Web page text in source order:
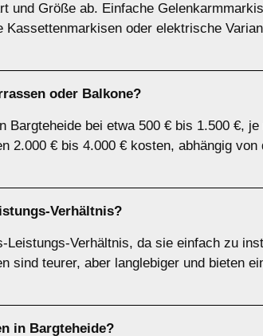
und Größe ab. Einfache
oder elektrische
oder Balkone?
Bargteheide bei etwa 500 € bis 1.500 €,
2.000 € bis 4.000 € kosten, abhängig
Verhältnis?
Verhältnis, da sie einfach zu
sind teurer, aber langlebiger und bieten
in Bargteheide?